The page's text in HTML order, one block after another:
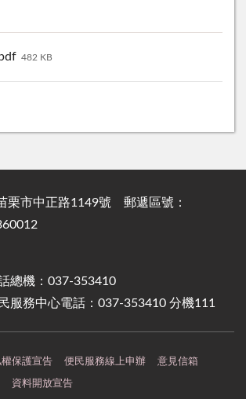
482 KB
栗市中正路1149號 郵遞區號：
總機：037-353410
服務中心電話：037-353410 分機111
權保護宣告 便民服務線上申辦 意見信箱
資料開放宣告